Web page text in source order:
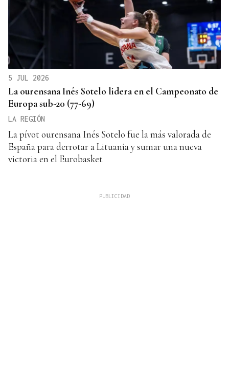
5 JUL 2026
La ourensana Inés Sotelo lidera en el Campeonato de
Europa sub-20 (77-69)
LA REGIÓN
La pívot ourensana Inés Sotelo fue la más valorada de
España para derrotar a Lituania y sumar una nueva
victoria en el Eurobasket